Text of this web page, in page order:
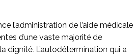
l’administration de l’aide médicale
d’une vaste majorité de
dignité. L’autodétermination qui a